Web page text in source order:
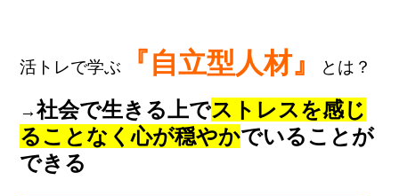
活トレで学ぶ 『自立型人材』 とは？
→社会で生きる上でストレスを感じ
ることなく心が穏やかでいることが
できる